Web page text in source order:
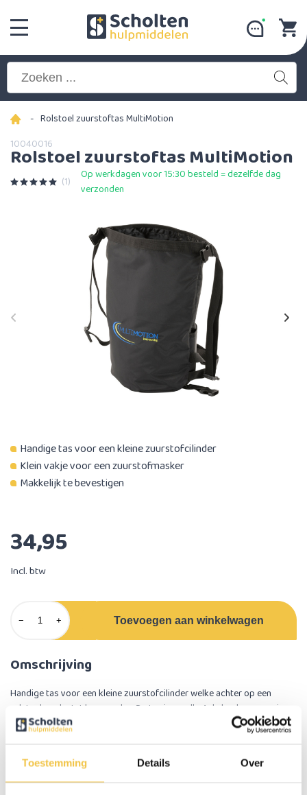
Toestemming Details Over
- Rolstoel zuurstoftas MultiMotion
10040016
Rolstoel zuurstoftas MultiMotion
(1)
Op werkdagen voor 15:30 besteld = dezelfde dag
verzonden
Handige tas voor een kleine zuurstofcilinder
Klein vakje voor een zuurstofmasker
Makkelijk te bevestigen
34,95
Incl. btw
− + Toevoegen aan winkelwagen
Omschrijving
Handige tas voor een kleine zuurstofcilinder welke achter op een
rolstoel geplaatst kan worden. De tas is op alle 4 de hoeken voorzien
van een gesp waarmee de tas aan de rolstoel vastgezet kan worden.
De achterzijde van de tas welke tegen de zitting van de rolstoel hangt
heeft nog een klein vakje waar bijvoorbeeld een zuurstofmasker in